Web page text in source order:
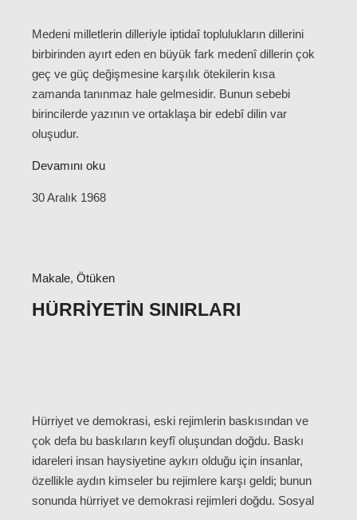
Medeni milletlerin dilleriyle iptidaî toplulukların dillerini
birbirinden ayırt eden en büyük fark medenî dillerin çok
geç ve güç değişmesine karşılık ötekilerin kısa
zamanda tanınmaz hale gelmesidir. Bunun sebebi
birincilerde yazının ve ortaklaşa bir edebî dilin var
oluşudur.
Devamını oku
30 Aralık 1968
Makale, Ötüken
HÜRRIYETIN SINIRLARI
Hürriyet ve demokrasi, eski rejimlerin baskısından ve
çok defa bu baskıların keyfî oluşundan doğdu. Baskı
idareleri insan haysiyetine aykırı olduğu için insanlar,
özellikle aydın kimseler bu rejimlere karşı geldi; bunun
sonunda hürriyet ve demokrasi rejimleri doğdu. Sosyal